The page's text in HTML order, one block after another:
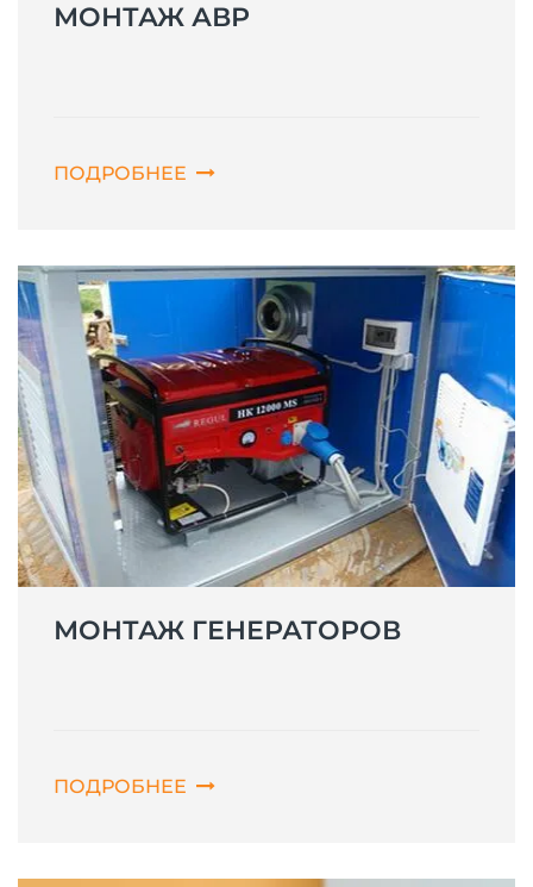
МОНТАЖ АВР
ПОДРОБНЕЕ
МОНТАЖ ГЕНЕРАТОРОВ
ПОДРОБНЕЕ